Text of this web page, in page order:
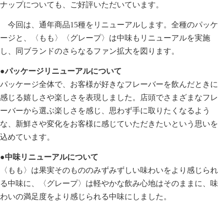
ナップについても、ご好評いただいています。
今回は、通年商品15種をリニューアルします。全種のパッケ
ージと、〈もも〉〈グレープ〉は中味もリニューアルを実施
し、同ブランドのさらなるファン拡大を図ります。
●パッケージリニューアルについて
パッケージ全体で、お客様が好きなフレーバーを飲んだときに
感じる嬉しさや楽しさを表現しました。店頭でさまざまなフレ
ーバーから選ぶ楽しさを感じ、思わず手に取りたくなるよう
な、新鮮さや変化をお客様に感じていただきたいという思いを
込めています。
●中味リニューアルについて
〈もも〉は果実そのもののみずみずしい味わいをより感じられ
る中味に、〈グレープ〉は軽やかな飲み心地はそのままに、味
わいの満足度をより感じられる中味にしました。